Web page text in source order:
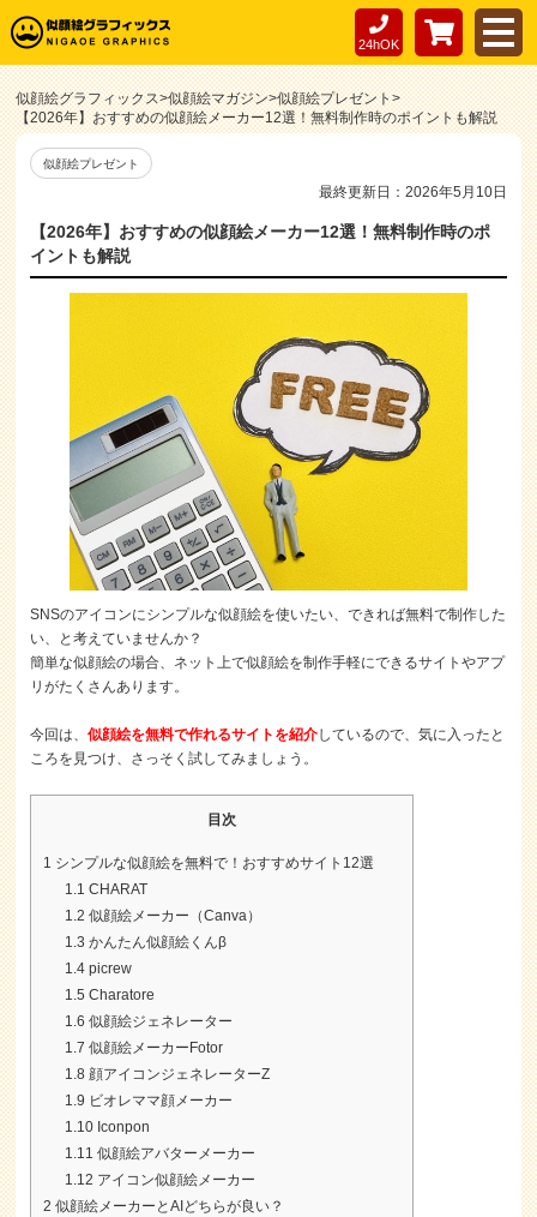
24hOK
似顔絵グラフィックス>似顔絵マガジン>似顔絵プレゼント>
【2026年】おすすめの似顔絵メーカー12選！無料制作時のポイントも解説
似顔絵プレゼント
最終更新日：2026年5月10日
【2026年】おすすめの似顔絵メーカー12選！無料制作時のポ
イントも解説
SNSのアイコンにシンプルな似顔絵を使いたい、できれば無料で制作した
い、と考えていませんか？
簡単な似顔絵の場合、ネット上で似顔絵を制作手軽にできるサイトやアプ
リがたくさんあります。
今回は、似顔絵を無料で作れるサイトを紹介しているので、気に入ったと
ころを見つけ、さっそく試してみましょう。
目次
1 シンプルな似顔絵を無料で！おすすめサイト12選
1.1 CHARAT
1.2 似顔絵メーカー（Canva）
1.3 かんたん似顔絵くんβ
1.4 picrew
1.5 Charatore
1.6 似顔絵ジェネレーター
1.7 似顔絵メーカーFotor
1.8 顔アイコンジェネレーターZ
1.9 ビオレママ顔メーカー
1.10 Iconpon
1.11 似顔絵アバターメーカー
1.12 アイコン似顔絵メーカー
2 似顔絵メーカーとAIどちらが良い？